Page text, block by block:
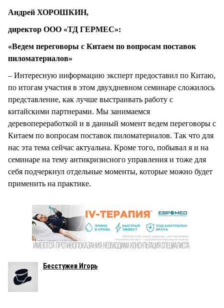
Андрей ХОРОШКИН,
директор ООО «ТД ГЕРМЕС»:
«Ведем переговоры с Китаем по вопросам поставок
пиломатериалов»
– Интересную информацию эксперт предоставил по Китаю,
по итогам участия в этом двухдневном семинаре сложилось
представление, как лучше выстраивать работу с
китайскими партнерами. Мы занимаемся
деревопереработкой и в данный момент ведем переговоры с
Китаем по вопросам поставок пиломатериалов. Так что для
нас эта тема сейчас актуальна. Кроме того, побывал я и на
семинаре на тему антикризисного управления и тоже для
себя подчеркнул отдельные моменты, которые можно будет
применить на практике.
Бесстужев Игорь